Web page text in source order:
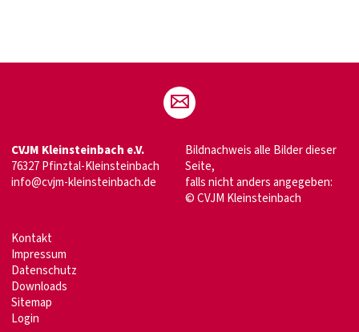
CVJM Kleinsteinbach e.V.
76327 Pfinztal-Kleinsteinbach
info@cvjm-kleinsteinbach.de
Bildnachweis alle Bilder dieser
Seite,
falls nicht anders angegeben:
© CVJM Kleinsteinbach
Kontakt
Impressum
Datenschutz
Downloads
Sitemap
Login